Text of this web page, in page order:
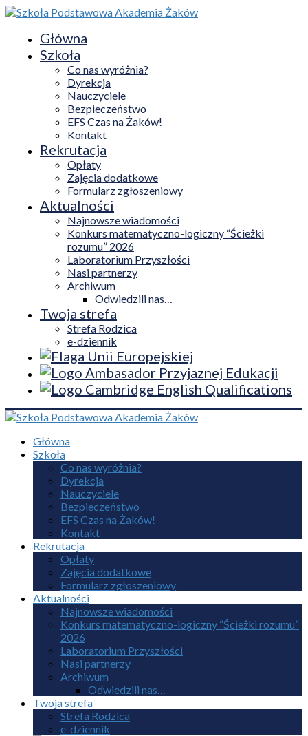
Główna
Szkoła
Co nas wyróżnia?
Dyrekcja
Nauczyciele
Bezpieczeństwo
EFS Czas na Żaków!
Kontakt
Rekrutacja
Opłaty
Zajęcia dodatkowe
Formularz zgłoszeniowy
Aktualności
Najnowsze wiadomości
Konkurs matematyczno-logiczny “Ścieżki
rozumu” 2026
Laboratorium Przyszłości
Nasi partnerzy
Archiwum
Odwiedzili nas…
Twoja strefa
Strefa Rodzica
e-dziennik
Główna
Szkoła
Co nas wyróżnia?
Dyrekcja
Nauczyciele
Bezpieczeństwo
EFS Czas na Żaków!
Kontakt
Rekrutacja
Opłaty
Zajęcia dodatkowe
Formularz zgłoszeniowy
Aktualności
Najnowsze wiadomości
Konkurs matematyczno-logiczny “Ścieżki rozumu”
2026
Laboratorium Przyszłości
Nasi partnerzy
Archiwum
Odwiedzili nas…
Twoja strefa
Strefa Rodzica
e-dziennik